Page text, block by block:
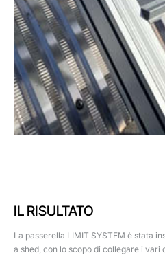
IL RISULTATO
La passerella LIMIT SYSTEM è stata
a shed, con lo scopo di collegare i